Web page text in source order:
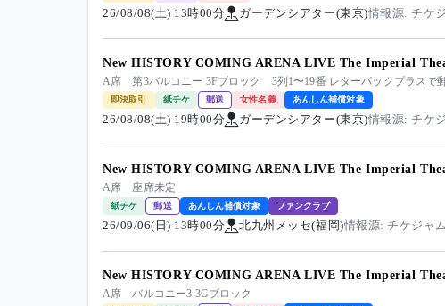
26/08/08(土) 13時00分 ガーデンシアター(東京)情報源: チケ
New HISTORY COMING ARENA LIVE The Imperial
A席 第3バルコニー 3Fブロック 3列1〜19番 レターパックプラスで
即決取引 紙チケ 郵送 女性名義 あんしん補償対象
26/08/08(土) 19時00分 ガーデンシアター(東京)情報源: チケ
New HISTORY COMING ARENA LIVE The Imperial
A席 座席未定
紙チケ 郵送 あんしん補償対象 ファンクラブ
26/09/06(日) 13時00分 北九州メッセ(福岡)情報源: チケジャム
New HISTORY COMING ARENA LIVE The Imperial
A席 バルコニー3 3Gブロック